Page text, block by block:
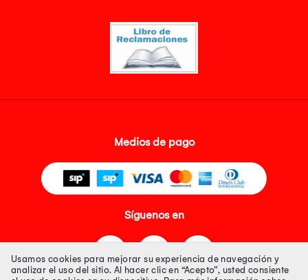
Medios de pago
Síguenos en
Usamos cookies para mejorar su experiencia de navegación y
analizar el uso del sitio. Al hacer clic en “Acepto”, usted consiente